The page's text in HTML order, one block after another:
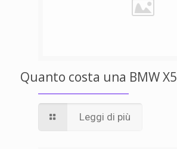
Quanto costa una BMW X5
Leggi di più